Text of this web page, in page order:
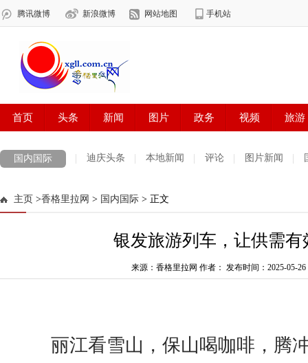
国内国际 迪庆头条 本地新闻 评论 图片新闻
主页 >香格里拉网 > 国内国际 > 正文
银发旅游列车，让供需有
来源：香格里拉网 作者： 发布时间：2025-05-26
丽江看雪山，保山喝咖啡，